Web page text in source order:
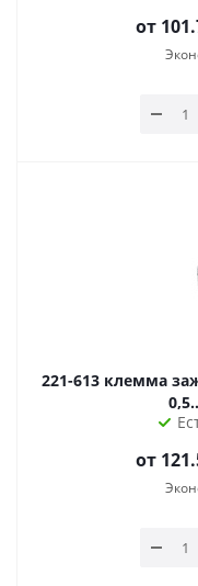
от
221-613 клемма зажимная с рычагом на 3 провода
от